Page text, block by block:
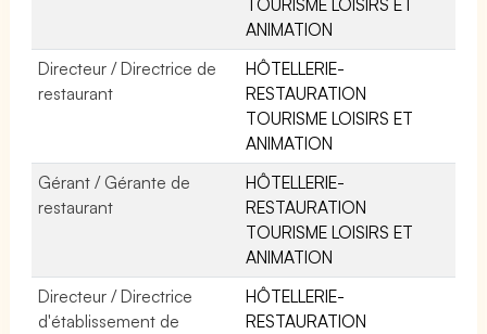
ANIMATION
Directeur / Directrice de
restaurant
HÔTELLERIE-
RESTAURATION
TOURISME LOISIRS ET
ANIMATION
Gérant / Gérante de
restaurant
HÔTELLERIE-
RESTAURATION
TOURISME LOISIRS ET
ANIMATION
Directeur / Directrice
d'établissement de
HÔTELLERIE-
RESTAURATION